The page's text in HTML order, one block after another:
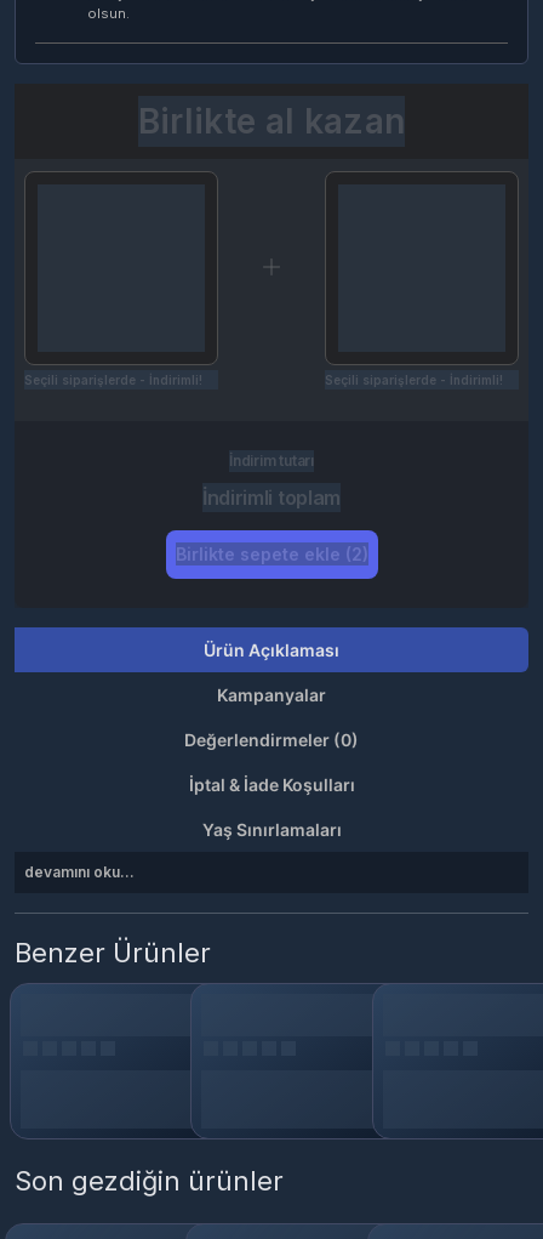
olsun.
Birlikte al kazan
Seçili siparişlerde - İndirimli! Seçili siparişlerde - İndirimli!
İndirim tutarı
İndirimli toplam
Birlikte sepete ekle (2)
Ürün Açıklaması
Kampanyalar
Değerlendirmeler (0)
İptal & İade Koşulları
Yaş Sınırlamaları
devamını oku...
Benzer Ürünler
Son gezdiğin ürünler